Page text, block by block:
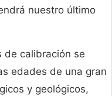
nuestro último
de calibración se
edades de una gran
y geológicos,